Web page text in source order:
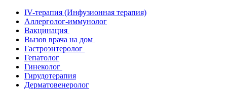
IV-терапия (Инфузионная терапия)
Аллерголог-иммунолог
Вакцинация
Вызов врача на дом
Гастроэнтеролог
Гепатолог
Гинеколог
Гирудотерапия
Дерматовенеролог